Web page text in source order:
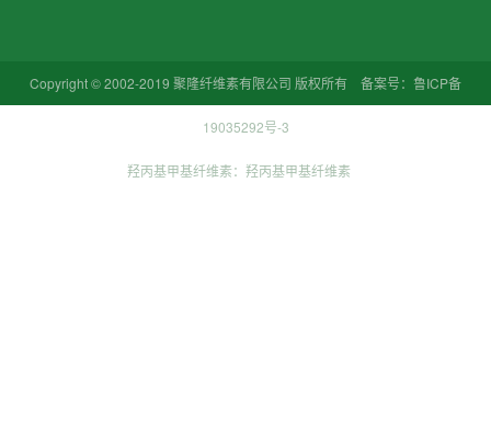
Copyright © 2002-2019 聚隆纤维素有限公司 版权所有 备案号： 鲁ICP备
19035292号-3
羟丙基甲基纤维素： 羟丙基甲基纤维素